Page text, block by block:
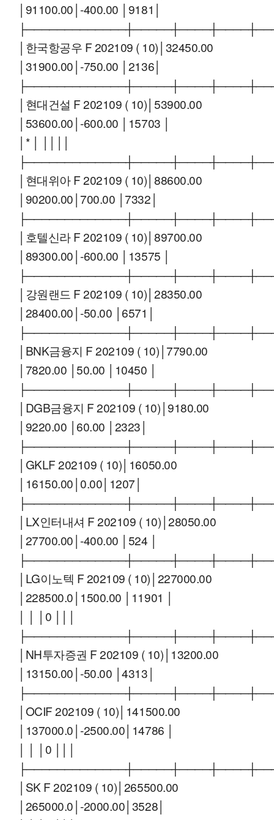
│91100.00│-400.00 │9181│
│한국항공우 F 202109 ( 10)│32450.00
│31900.00│-750.00 │2136│
│현대건설 F 202109 ( 10)│53900.00
│53600.00│-600.00 │15703 │
│* │ ││││
│현대위아 F 202109 ( 10)│88600.00
│90200.00│700.00 │7332│
│호텔신라 F 202109 ( 10)│89700.00
│89300.00│-600.00 │13575 │
│강원랜드 F 202109 ( 10)│28350.00
│28400.00│-50.00 │6571│
│BNK금융지 F 202109 ( 10)│7790.00
│7820.00 │50.00 │10450 │
│DGB금융지 F 202109 ( 10)│9180.00
│9220.00 │60.00 │2323│
│GKLF 202109 ( 10)│16050.00
│16150.00│0.00│1207│
│LX인터내셔 F 202109 ( 10)│28050.00
│27700.00│-400.00 │524 │
│LG이노텍 F 202109 ( 10)│227000.00
│228500.0│1500.00 │11901 │
│ │ │0 │││
│NH투자증권 F 202109 ( 10)│13200.00
│13150.00│-50.00 │4313│
│OCIF 202109 ( 10)│141500.00
│137000.0│-2500.00│14786 │
│ │ │0 │││
│SK F 202109 ( 10)│265500.00
│265000.0│-2000.00│3528│